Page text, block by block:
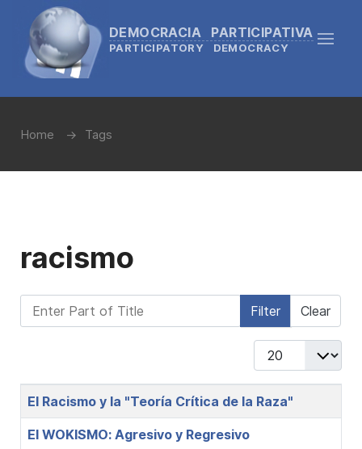
DEMOCRACIA PARTICIPATIVA
PARTICIPATORY DEMOCRACY
Home Tags
racismo
Enter Part of Title Filter Clear
Display #
Title
El Racismo y la "Teoría Crítica de la Raza"
El WOKISMO: Agresivo y Regresivo